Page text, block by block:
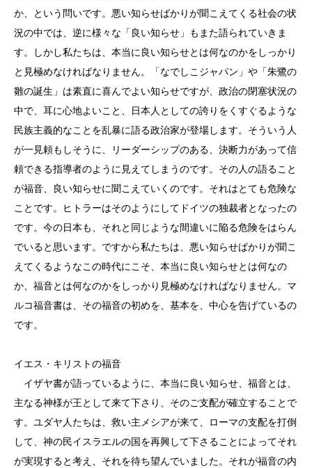
か、という問いです。悪い知らせばかりが聞こえてくる社会の状
況の中では、逆に様々な「良い知らせ」もまた語られていきま
す。しかし私たちは、本当に良い知らせとは何なのかをしっかり
と見極めなければなりません。「なでしこジャパン」や「朱鷺の
雛の誕生」は素直に喜んでよい知らせですが、政治の閉塞状況の
中で、耳に心地よいこと、日本人としての誇りをくすぐるような
民族主義的なことを乱暴に語る政治家が登場します。そういう人
が一見頼もしそうに、リーダーシップのある、決断力があって信
頼できる指導者のように見えてしまうのです。その人の語ること
が福音、良い知らせに聞こえていくのです。それはとても危険な
ことです。ヒトラーはそのようにしてドイツの独裁者となったの
です。今の日本も、それと同じような間違いに陥る危険をはらん
でいると思います。ですから私たちは、悪い知らせばかりが聞こ
えてくるようなこの時代にこそ、本当に良い知らせとは何なの
か、福音とは何なのかをしっかり見極めなければなりません。マ
ルコ福音書は、その福音の初めを、基本を、中心を告げているの
です。
イエス・キリストの福音
イザヤ書が語っているように、本当に良い知らせ、福音とは、
主なる神様が王として来て下さり、そのご支配が確立することで
す。ユダヤ人たちは、救い主メシアが来て、ローマの支配を打倒
して、神の民イスラエルの国を再興して下さることによってそれ
が実現すると考え、それを待ち望んでいました。それが福音の内